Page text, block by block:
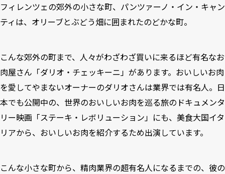
フィレンツェの郊外の小さな町、パンツァーノ・イン・キャン
ティは、オリーブとぶどう畑に囲まれたのどかな町。
こんな郊外の町まで、人々がわざわざ買いに来るほど有名なお
肉屋さん「ダリオ・チェッキーニ」があります。おいしいお肉
を愛してやまないオーナーのダリオさんは業界では有名人。日
本でも公開中の、世界のおいしいお肉を巡る旅のドキュメンタ
リー映画「ステーキ・レボリューション」にも、美食大国イタ
リアから、おいしいお肉を紹介するため出演しています。
こんな小さな町から、精肉業界の超有名人になるまでの、彼の